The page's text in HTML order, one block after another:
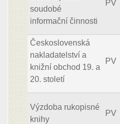
soudobé
informační činnosti
PV
Československá
nakladatelství a
knižní obchod 19. a
20. století
PV
Výzdoba rukopisné
knihy
PV